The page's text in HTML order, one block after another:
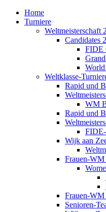
Home
Turniere
Weltmeisterschaft
Candidates
FIDE
Weltklasse-
Rapid und
WM
Rapid und
Wijk aan
Frauen-WM
Frauen-WM
Senioren-